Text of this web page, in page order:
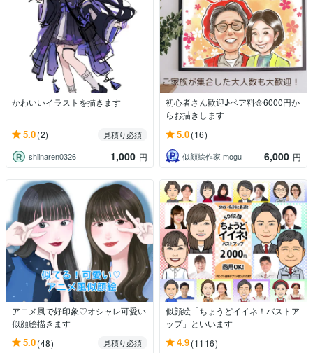
かわいいイラストを描きます
5.0(2)
見積り必須
shiinaren0326
1,000 円
初心者さん歓迎♪ペア料金6000円か
らお描きします
5.0(16)
似顔絵作家 mogu 6,000 円
アニメ風で好印象♡オシャレ可愛い
似顔絵描きます
5.0(48)
見積り必須
似顔絵「ちょうどイイネ！バストア
ップ」といいます
4.9(1116)